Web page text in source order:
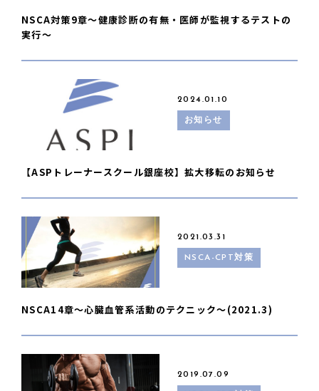
NSCA対策9章〜健康診断の有無・医師が監視するテストの
実行〜
2024.01.10
お知らせ
【ASPトレーナースクール銀座校】拡大移転のお知らせ
2021.03.31
NSCA-CPT対策
NSCA14章〜心臓血管系活動のテクニック〜(2021.3)
2019.07.09